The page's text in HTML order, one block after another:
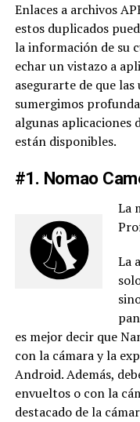
Enlaces a archivos
estos duplicados
la información de su
echar un vistazo a
asegurarte de que las
sumergimos
algunas aplicaciones
están disponibles.
#1. Nomao
La
La
es mejor decir que
con la cámara y la
Android. Además,
envueltos o con la
destacado de la